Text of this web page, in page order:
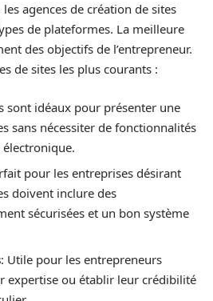
agences de création de sites
de plateformes. La meilleure
des objectifs de l’entrepreneur.
de sites les plus courants :
sont idéaux pour présenter une
sans nécessiter de fonctionnalités
électronique.
pour les entreprises désirant
doivent inclure des
sécurisées et un bon système
: Utile pour les entrepreneurs
expertise ou établir leur crédibilité